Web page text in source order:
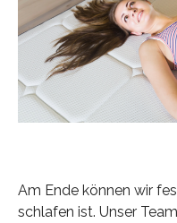
Am Ende können wir
schlafen ist. Unser